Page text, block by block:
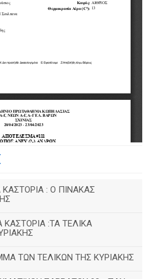
: Ο ΠΙΝΑΚΑΣ
:ΤΑ ΤΕΛΙΚΑ
ΤΩΝ ΤΕΛΙΚΩΝ ΤΗΣ ΚΥΡΙΑΚΗΣ